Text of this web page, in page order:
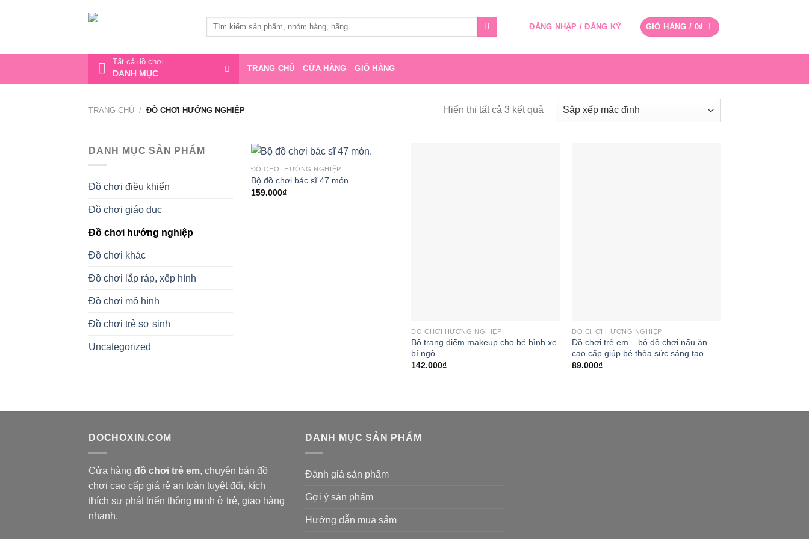
dung
Tìm
ĐĂNG NHẬP / ĐĂNG KÝ GIỎ HÀNG / 0₫
Tất cả đồ chơi
DANH MỤC TRANG CHỦ CỬA HÀNG GIỎ HÀNG
TRANG CHỦ / ĐỒ CHƠI HƯỚNG NGHIỆP Hiển thị tất cả 3 kết quả
DANH MỤC SẢN PHẨM
Đồ chơi điều khiển
Đồ chơi giáo dục
Đồ chơi hướng nghiệp
Đồ chơi khác
Đồ chơi lắp ráp, xếp hình
Đồ chơi mô hình
Đồ chơi trẻ sơ sinh
Uncategorized
ĐỒ CHƠI HƯỚNG NGHIỆP
Bộ đồ chơi bác sĩ 47 món.
159.000₫
ĐỒ CHƠI HƯỚNG NGHIỆP
Bộ trang điểm makeup cho bé hình xe
bí ngô
142.000₫
ĐỒ CHƠI HƯỚNG NGHIỆP
Đồ chơi trẻ em – bộ đồ chơi nấu ăn
cao cấp giúp bé thỏa sức sáng tạo
89.000₫
DOCHOXIN.COM
Cửa hàng đồ chơi trẻ em, chuyên bán đồ
chơi cao cấp giá rẻ an toàn tuyệt đối, kích
thích sự phát triển thông minh ở trẻ, giao hàng
nhanh.
DANH MỤC SẢN PHẨM
Đánh giá sản phẩm
Gợi ý sản phẩm
Hướng dẫn mua sắm